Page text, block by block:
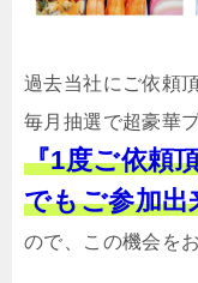
過去当社にご依頼
毎月抽選で超豪華
『1度ご依頼
でもご参加
ので、この機会を